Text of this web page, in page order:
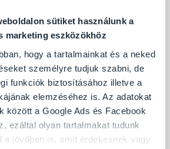
sütiket használunk a
marketing eszközökhöz
hogy a tartalmainkat és a neked
személyre tudjuk szabni, de
funkciók biztosításához illetve a
elemzéséhez is. Az adatokat
között a Google Ads és Facebook
ezáltal olyan tartalmakat tudunk
a jövőben is, amit érdekesnek vagy
számtalan opciótól függ, úgymint
kialakítása, elhelyezkedése,
tekintünk a helyiség
méretek esetén felszerelhetjük
mind az ellazulást és
kád szekcióval. Ez esetben
szempontból a